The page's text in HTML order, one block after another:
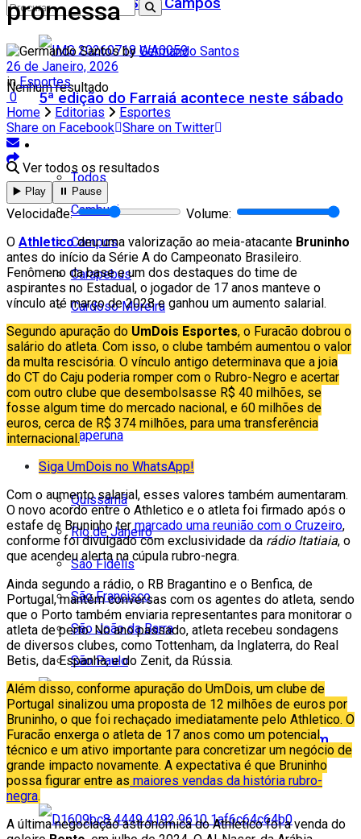
Teatro Firjan SESI Campos
5ª edição do Farraiá acontece neste sábado
Todos
Cambuci
Campos
Carapebus
Cardoso Moreira
Espírito Santo
Italva
Itaocara
Itaperuna
Macaé
Quissamã
Rio de Janeiro
São Fidélis
São Francisco
São João da Barra
São Paulo
CDL pede solução para a falta de voos em
Campos
Nenhum resultado
Ver todos os resultados
promessa
by Germando Santos
26 de Janeiro, 2026
in Esportes
0
Home
Editorias
Esportes
Share on Facebook Share on Twitter
▶️ Play ⏸️ Pause
Velocidade:
Volume:
O Athletico deu uma valorização ao meia-atacante Bruninho
antes do início da Série A do Campeonato Brasileiro.
Fenômeno da base e um dos destaques do time de
aspirantes no Estadual, o jogador de 17 anos manteve o
vínculo até março de 2028 e ganhou um aumento salarial.
Segundo apuração do UmDois Esportes, o Furacão dobrou o
salário do atleta. Com isso, o clube também aumentou o valor
da multa rescisória. O vínculo antigo determinava que a joia
do CT do Caju poderia romper com o Rubro-Negro e acertar
com outro clube que desembolsasse R$ 40 milhões, se
fosse algum time do mercado nacional, e 60 milhões de
euros, cerca de R$ 374 milhões, para uma transferência
internacional.
Siga UmDois no WhatsApp!
Com o aumento salarial, esses valores também aumentaram.
O novo acordo entre o Athletico e o atleta foi firmado após o
estafe de Bruninho termarcado uma reunião com o Cruzeiro,
conforme foi divulgado com exclusividade da rádio Itatiaia, o
que acendeu alerta na cúpula rubro-negra.
Ainda segundo a rádio, o RB Bragantino e o Benfica, de
Portugal, mantém conversas com os agentes do atleta, sendo
que o Porto também enviaria representantes para monitorar o
atleta de perto. No ano passado, atleta recebeu sondagens
de diversos clubes, como Tottenham, da Inglaterra, do Real
Betis, da Espanha, e do Zenit, da Rússia.
Além disso, conforme apuração do UmDois, um clube de
Portugal sinalizou uma proposta de 12 milhões de euros por
Bruninho, o que foi rechaçado imediatamente pelo Athletico. O
Furacão enxerga o atleta de 17 anos como um potencial
técnico e um ativo importante para concretizar um negócio de
grande impacto novamente. A expectativa é que Bruninho
possa figurar entre as maiores vendas da história rubro-
negra.
A última negociação astronômica do Athletico foi a venda do